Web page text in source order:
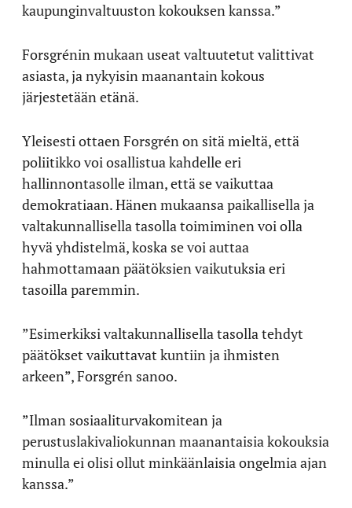
kaupunginvaltuuston kokouksen kanssa.”
Forsgrénin mukaan useat valtuutetut valittivat
asiasta, ja nykyisin maanantain kokous
järjestetään etänä.
Yleisesti ottaen Forsgrén on sitä mieltä, että
poliitikko voi osallistua kahdelle eri
hallinnontasolle ilman, että se vaikuttaa
demokratiaan. Hänen mukaansa paikallisella ja
valtakunnallisella tasolla toimiminen voi olla
hyvä yhdistelmä, koska se voi auttaa
hahmottamaan päätöksien vaikutuksia eri
tasoilla paremmin.
”Esimerkiksi valtakunnallisella tasolla tehdyt
päätökset vaikuttavat kuntiin ja ihmisten
arkeen”, Forsgrén sanoo.
”Ilman sosiaaliturvakomitean ja
perustuslakivaliokunnan maanantaisia kokouksia
minulla ei olisi ollut minkäänlaisia ongelmia ajan
kanssa.”